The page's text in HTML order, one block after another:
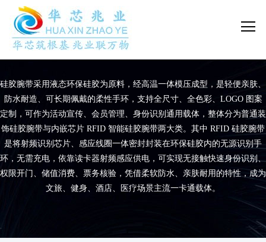
硅胶腕带采用液态环保硅胶为原料，经高温一体模压成型，是轻便亲肤、
防水耐造、可长期佩戴的柔性手环，支持全尺寸、全色彩、LOGO 图案
定制，可作为活动宣传、会员管理、身份识别通用载体，整体分为普通装
饰硅胶腕带与内嵌芯片 RFID 智能硅胶腕带两大类。其中 RFID 硅胶腕带
是将射频识别芯片、感应线圈一体密封封装在环保硅胶内的无源识别手
环，无需充电，依靠读卡器射频感应供电，可实现无接触快速身份识别、
权限开门、储值消费、票务核验，凭借柔软防水、亲肤耐用的特性，成为
文旅、健身、酒店、医疗场景主流一卡通载体。